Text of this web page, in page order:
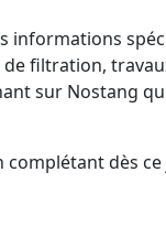
filtration,
sur Nostang
dès